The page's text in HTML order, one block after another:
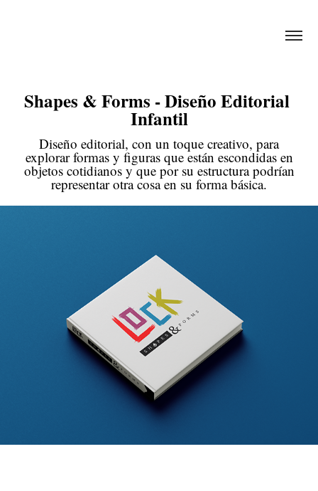
Shapes & Forms - Diseño Editorial
Infantil
Diseño editorial, con un toque creativo, para
explorar formas y figuras que están escondidas en
objetos cotidianos y que por su estructura podrían
representar otra cosa en su forma básica.